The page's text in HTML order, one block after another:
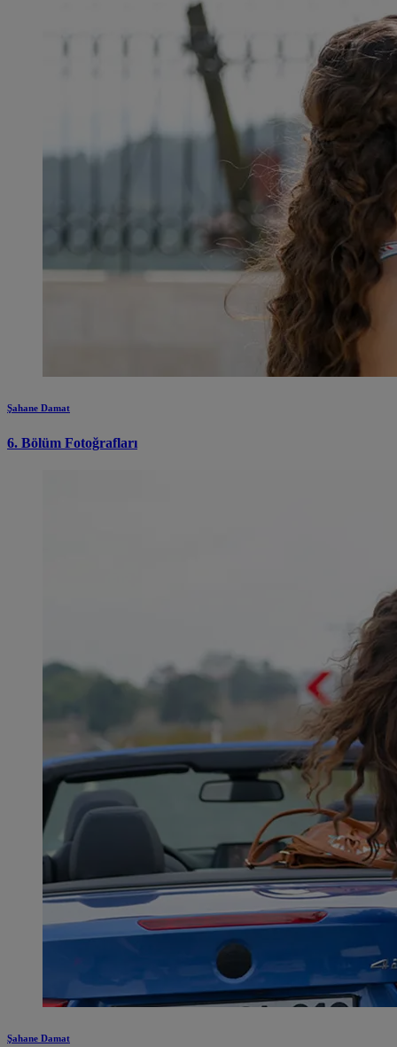
Şahane Damat
6. Bölüm Fotoğrafları
Şahane Damat